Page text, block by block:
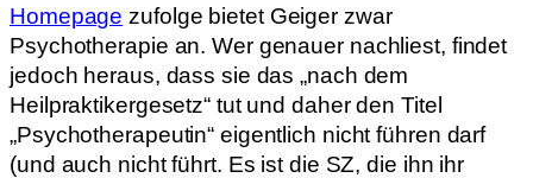
Homepage zufolge bietet Geiger zwar
Psychotherapie an. Wer genauer nachliest, findet
jedoch heraus, dass sie das „nach dem
Heilpraktikergesetz“ tut und daher den Titel
„Psychotherapeutin“ eigentlich nicht führen darf
(und auch nicht führt. Es ist die SZ, die ihn ihr